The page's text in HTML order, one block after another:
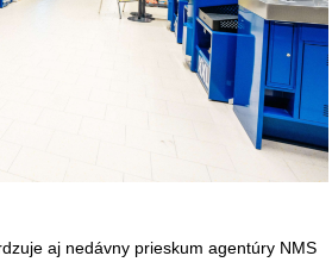
aj nedávny prieskum agentúry NMS